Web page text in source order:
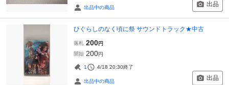
出品中の商品 出品
ひぐらしのなく頃に祭 サウンドトラック★中古
落札 200円
開始 200円
1 4/18 20:30終了
出品中の商品 出品